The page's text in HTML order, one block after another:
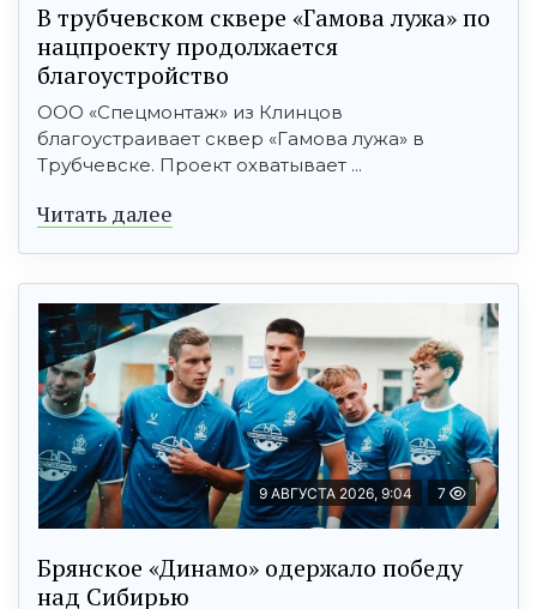
В трубчевском сквере «Гамова лужа» по
нацпроекту продолжается
благоустройство
ООО «Спецмонтаж» из Клинцов
благоустраивает сквер «Гамова лужа» в
Трубчевске. Проект охватывает ...
Читать далее
9 АВГУСТА 2026, 9:04 7
Брянское «Динамо» одержало победу
над Сибирью